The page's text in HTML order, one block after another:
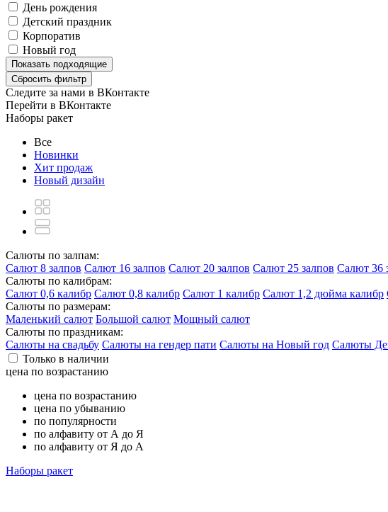
День рождения
Детский праздник
Корпоратив
Новый год
Показать подходящие
Сбросить фильтр
Следите за нами в ВКонтакте
Перейти в ВКонтакте
Наборы ракет
Все
Новинки
Хит продаж
Новый дизайн
Салюты по залпам:
Салют 8 залпов Салют 16 залпов Салют 20 залпов Салют 25 залпов Салют 36
Салюты по калибрам:
Салют 0,6 калибр Салют 0,8 калибр Салют 1 калибр Салют 1,2 дюйма калибр
Салюты по размерам:
Маленький салют Большой салют Мощный салют
Салюты по праздникам:
Салюты на свадьбу Салюты на гендер пати Салюты на Новый год Салюты
Только в наличии
цена по возрастанию
цена по возрастанию
цена по убыванию
по популярности
по алфавиту от А до Я
по алфавиту от Я до А
Наборы ракет